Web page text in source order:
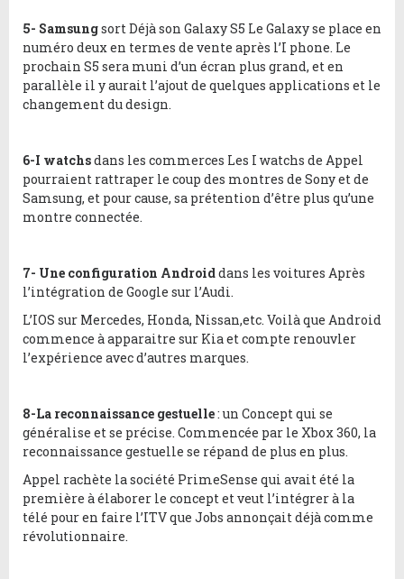
5- Samsungsort Déjà son Galaxy S5 Le Galaxy se place en
numéro deux en termes de vente après l’I phone. Le
prochain S5 sera muni d’un écran plus grand, et en
parallèle il y aurait l’ajout de quelques applications et le
changement du design.
6-I watchsdans les commerces Les I watchs de Appel
pourraient rattraper le coup des montres de Sony et de
Samsung, et pour cause, sa prétention d’être plus qu’une
montre connectée.
7- Une configuration Androiddans les voitures Après
l’intégration de Google sur l’Audi.
L’IOS sur Mercedes, Honda, Nissan,etc. Voilà que Android
commence à apparaitre sur Kia et compte renouvler
l’expérience avec d’autres marques.
8-La reconnaissance gestuelle: un Concept qui se
généralise et se précise. Commencée par le Xbox 360, la
reconnaissance gestuelle se répand de plus en plus.
Appel rachète la société PrimeSense qui avait été la
première à élaborer le concept et veut l’intégrer à la
télé pour en faire l’ITV que Jobs annonçait déjà comme
révolutionnaire.